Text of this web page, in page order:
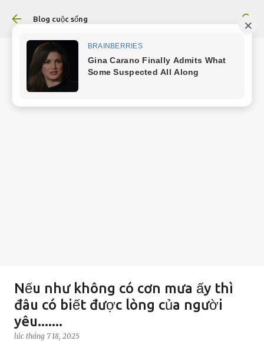
Chuyển đến nội dung chính
Blog cuộc sống
Nếu như không có cơn mưa ấy thì
đâu có biết được lòng của người
yêu.......
lúc tháng 7 18, 2025